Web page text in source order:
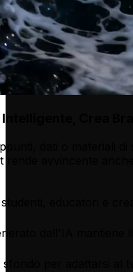
Crea
dati o materiali
avvincente
educatori e
dall'IA mantiene
sfondo per adattarsi al